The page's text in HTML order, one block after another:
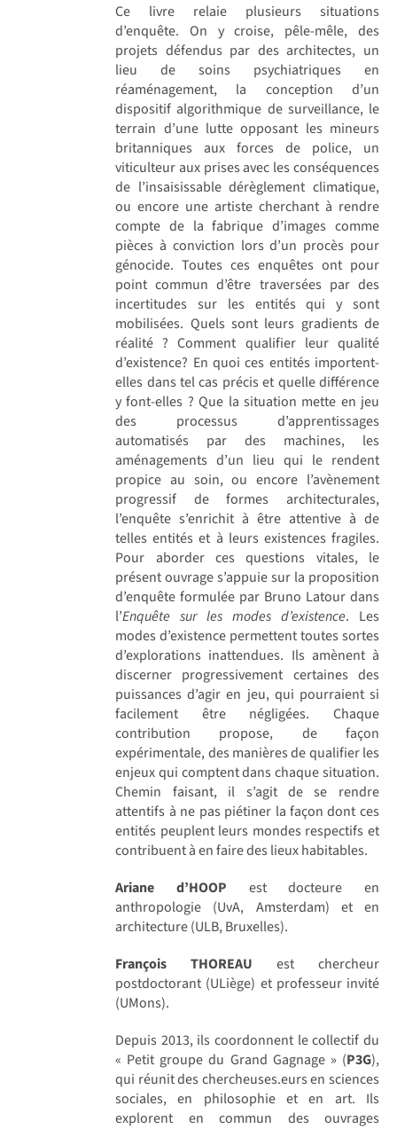
Ce livre relaie plusieurs situations
d’enquête. On y croise, pêle-mêle, des
projets défendus par des architectes, un
lieu de soins psychiatriques en
réaménagement, la conception d’un
dispositif algorithmique de surveillance, le
terrain d’une lutte opposant les mineurs
britanniques aux forces de police, un
viticulteur aux prises avec les conséquences
de l’insaisissable dérèglement climatique,
ou encore une artiste cherchant à rendre
compte de la fabrique d’images comme
pièces à conviction lors d’un procès pour
génocide. Toutes ces enquêtes ont pour
point commun d’être traversées par des
incertitudes sur les entités qui y sont
mobilisées. Quels sont leurs gradients de
réalité ? Comment qualifier leur qualité
d’existence? En quoi ces entités importent-
elles dans tel cas précis et quelle différence
y font-elles ? Que la situation mette en jeu
des processus d’apprentissages
automatisés par des machines, les
aménagements d’un lieu qui le rendent
propice au soin, ou encore l’avènement
progressif de formes architecturales,
l’enquête s’enrichit à être attentive à de
telles entités et à leurs existences fragiles.
Pour aborder ces questions vitales, le
présent ouvrage s’appuie sur la proposition
d’enquête formulée par Bruno Latour dans
l’Enquête sur les modes d’existence. Les
modes d’existence permettent toutes sortes
d’explorations inattendues. Ils amènent à
discerner progressivement certaines des
puissances d’agir en jeu, qui pourraient si
facilement être négligées. Chaque
contribution propose, de façon
expérimentale, des manières de qualifier les
enjeux qui comptent dans chaque situation.
Chemin faisant, il s’agit de se rendre
attentifs à ne pas piétiner la façon dont ces
entités peuplent leurs mondes respectifs et
contribuent à en faire des lieux habitables.
Ariane d’HOOP est docteure en
anthropologie (UvA, Amsterdam) et en
architecture (ULB, Bruxelles).
François THOREAU est chercheur
postdoctorant (ULiège) et professeur invité
(UMons).
Depuis 2013, ils coordonnent le collectif du
« Petit groupe du Grand Gagnage » (P3G),
qui réunit des chercheuses.eurs en sciences
sociales, en philosophie et en art. Ils
explorent en commun des ouvrages